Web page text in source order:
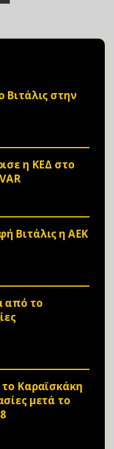
Βιτάλις στην
η ΚΕΔ στο
Βιτάλις η ΑΕΚ
από το
Καραϊσκάκη
μετά το